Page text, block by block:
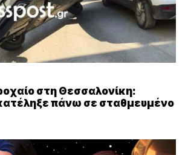
στη Θεσσαλονίκη:
πάνω σε σταθμευμένο